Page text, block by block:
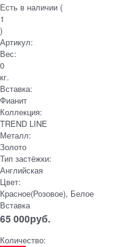
Есть в наличии (
1
)
Артикул:
Вес:
0
кг.
Вставка:
Фианит
Коллекция:
TREND LINE
Металл:
Золото
Тип застёжки:
Английская
Цвет:
Красное(Розовое), Белое
Вставка
65 000руб.
Количество: